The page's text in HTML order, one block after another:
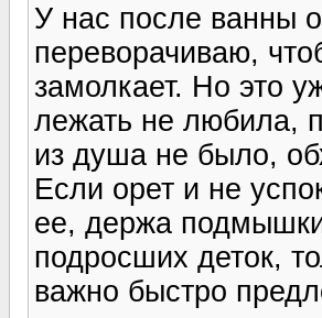
У нас после ванны
переворачиваю,
замолкает. Но это
лежать не любила,
из душа не было,
Если орет и не
ее, держа подмышки
подросших деток,
важно быстро